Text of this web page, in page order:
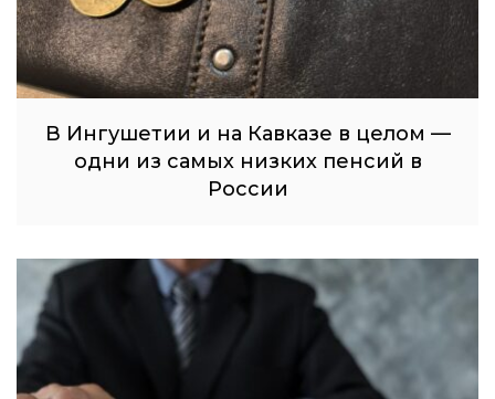
В Ингушетии и на Кавказе в целом —
одни из самых низких пенсий в
России